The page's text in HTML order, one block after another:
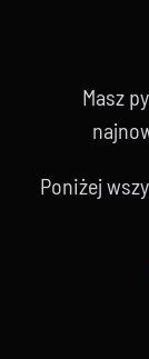
Masz
Poniżej